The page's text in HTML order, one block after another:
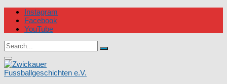
Skip
content
Instagram
Facebook
YouTube
Circular
focus
Search
for:
Search
focus